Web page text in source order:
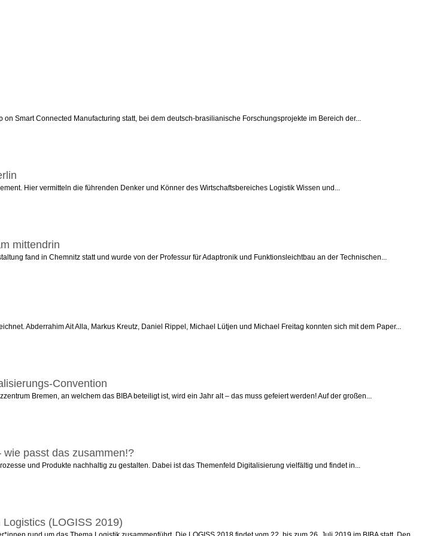
Smart Connected Manufacturing statt, bei dem deutsch-brasilianische Forschungsprojekte im Bereich der...
Hier vermitteln die führenden Denker und Könner des Wirtschaftsbereiches Logistik Wissen und...
mittendrin
fand in Chemnitz statt und wurde von der Professur für Adaptronik und Funktionsleichtbau an der Technischen...
Abderrahim Ait Alla, Markus Kreutz, Daniel Rippel, Michael Lütjen und Michael Freitag konnten sich mit dem Paper...
Convention
Bremen, an welchem das BIBA beteiligt ist, wird ein Jahr alt – das muss gefeiert werden! Auf der großen...
passt das zusammen!?
und Produkte nachhaltig zu gestalten. Dabei ist das Themenfeld Digitalisierung vielfältig und findet in...
(LOGISS 2019)